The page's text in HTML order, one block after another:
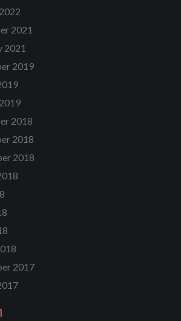
2021
2021
2019
2018
2018
2018
2017